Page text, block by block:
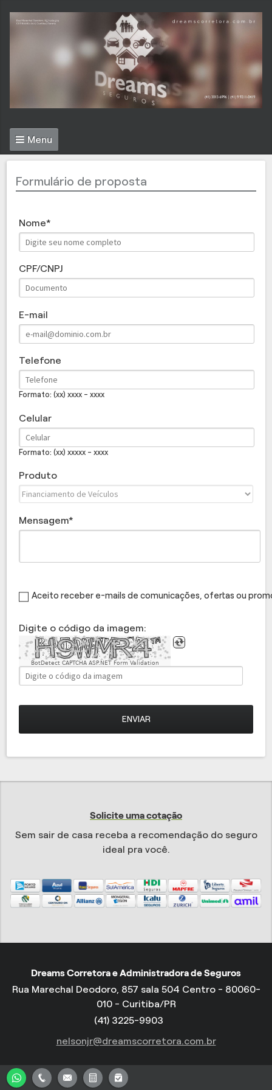
Menu
Formulário de proposta
Nome
CPF/CNPJ
E-mail
Telefone
Formato: (xx) xxxx - xxxx
Celular
Formato: (xx) xxxxx - xxxx
Produto
Mensagem
Aceito receber e-mails de comunicações, ofertas ou
Digite o código da imagem:
BotDetect CAPTCHA ASP.NET Form Validation
ENVIAR
Solicite uma cotação
Sem sair de casa receba a recomendação do seguro
ideal pra você.
Dreams Corretora e Administradora de Seguros
Rua Marechal Deodoro, 857 sala 504 Centro - 80060-
010 - Curitiba/PR
(41) 3225-9903
nelsonjr@dreamscorretora.com.br